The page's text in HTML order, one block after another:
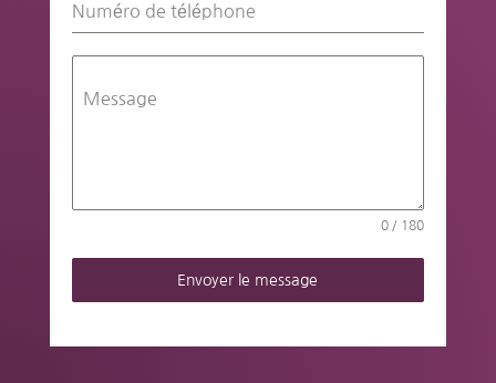
Numéro de téléphone
Message
0 / 180
Envoyer le message